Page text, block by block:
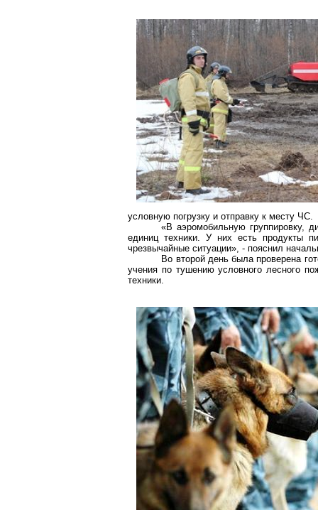
условную погрузку и отправку к месту ЧС.
«В аэромобильную группировку,
единиц техники. У них есть продукты
чрезвычайные ситуации», - пояснил
Во второй день была проверена
учения по тушению условного лесного
техники.